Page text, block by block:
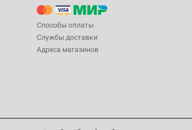
Способы оплаты
Службы доставки
Адреса магазинов